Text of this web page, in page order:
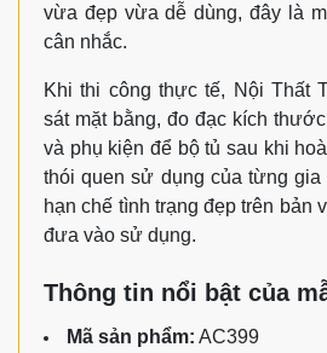
vừa đẹp vừa dễ dùng, đây là
cân nhắc.
Khi thi công thực tế, Nội Thất
sát mặt bằng, đo đạc kích
và phụ kiện để bộ tủ sau khi
thói quen sử dụng của từng
hạn chế tình trạng đẹp trên bản
đưa vào sử dụng.
Thông tin nổi bật của
Mã sản phẩm: AC399